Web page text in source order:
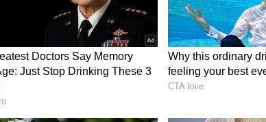
ವಿಶ್ವಪಟಲ ಸೇರಿದ ಕರ್ನಾಟಕದ
ನೀರ್​ ದೋಸೆ: 100ರ ಟಾಪ್​ ಲಿಸ್ಟ್​
ನಲ್ಲಿ ಭಾರತದ 11 ತಿಂಡಿಗಳು- List
ಇಲ್ಲಿದೆ
ಬಿಸಿಬಿಸಿ
ಮಾಡಿ